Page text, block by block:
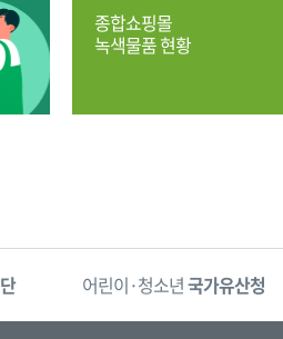
종합쇼핑몰
녹색물품 현황
생명과 안전을 수호하는한국 119 소년단